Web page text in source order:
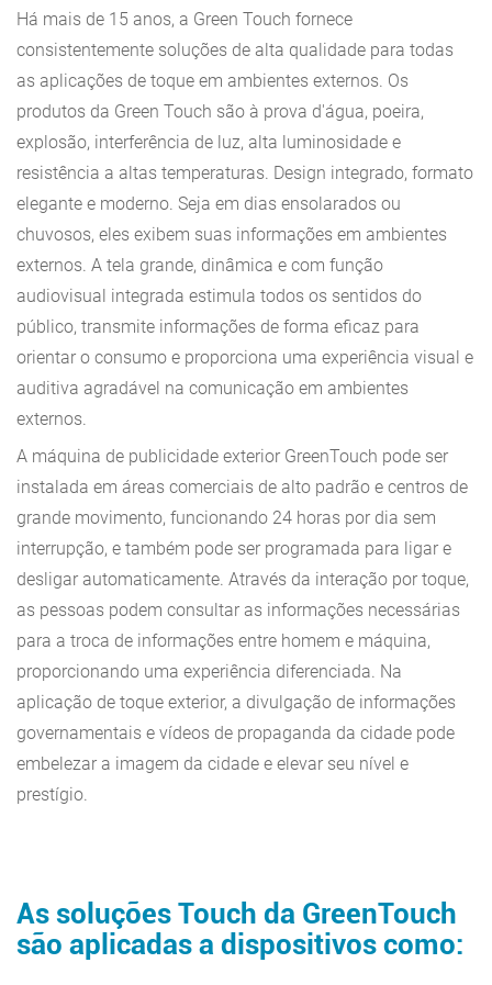
Há mais de 15 anos, a Green Touch fornece
consistentemente soluções de alta qualidade para todas
as aplicações de toque em ambientes externos. Os
produtos da Green Touch são à prova d'água, poeira,
explosão, interferência de luz, alta luminosidade e
resistência a altas temperaturas. Design integrado, formato
elegante e moderno. Seja em dias ensolarados ou
chuvosos, eles exibem suas informações em ambientes
externos. A tela grande, dinâmica e com função
audiovisual integrada estimula todos os sentidos do
público, transmite informações de forma eficaz para
orientar o consumo e proporciona uma experiência visual e
auditiva agradável na comunicação em ambientes
externos.
A máquina de publicidade exterior GreenTouch pode ser
instalada em áreas comerciais de alto padrão e centros de
grande movimento, funcionando 24 horas por dia sem
interrupção, e também pode ser programada para ligar e
desligar automaticamente. Através da interação por toque,
as pessoas podem consultar as informações necessárias
para a troca de informações entre homem e máquina,
proporcionando uma experiência diferenciada. Na
aplicação de toque exterior, a divulgação de informações
governamentais e vídeos de propaganda da cidade pode
embelezar a imagem da cidade e elevar seu nível e
prestígio.
As soluções Touch da GreenTouch
são aplicadas a dispositivos como: